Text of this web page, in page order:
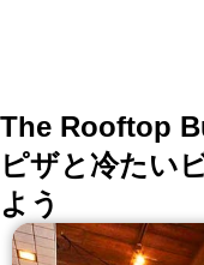
The Rooftop
ピザと冷たい
よう